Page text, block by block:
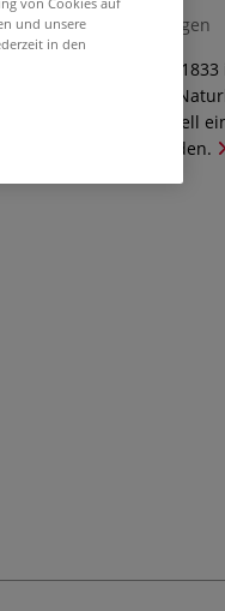
0 Bewertungen
MIX B Serie
Die Kombination aus
universell
gemalt werden.
und unsere
in den